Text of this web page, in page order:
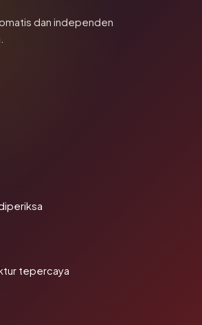
dan independen
tepercaya